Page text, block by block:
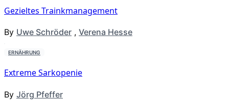
Gezieltes Trainkmanagement
By Uwe Schröder , Verena Hesse
ERNÄHRUNG
Extreme Sarkopenie
By Jörg Pfeffer